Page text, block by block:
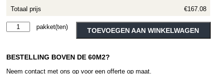
Totaal prijs €167.08
Therdex
aantal
TOEVOEGEN AAN WINKELWAGEN
Alternative:
BESTELLING BOVEN DE 60M2?
Neem contact met ons op voor een offerte op maat.